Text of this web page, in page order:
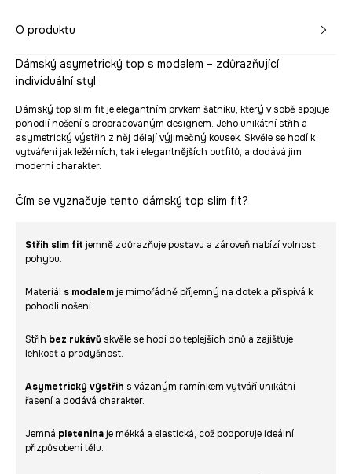
O produktu
Dámský asymetrický top s modalem – zdůrazňující
individuální styl
Dámský top slim fit je elegantním prvkem šatníku, který v sobě spojuje
pohodlí nošení s propracovaným designem. Jeho unikátní střih a
asymetrický výstřih z něj dělají výjimečný kousek. Skvěle se hodí k
vytváření jak ležérních, tak i elegantnějších outfitů, a dodává jim
moderní charakter.
Čím se vyznačuje tento dámský top slim fit?
Střih slim fit jemně zdůrazňuje postavu a zároveň nabízí volnost
pohybu.
Materiál s modalemje mimořádně příjemný na dotek a přispívá k
pohodlí nošení.
Střih bez rukávů skvěle se hodí do teplejších dnů a zajišťuje
lehkost a prodyšnost.
Asymetrický výstřih s vázaným ramínkem vytváří unikátní
řasení a dodává charakter.
Jemná pleteninaje měkká a elastická, což podporuje ideální
přizpůsobení tělu.